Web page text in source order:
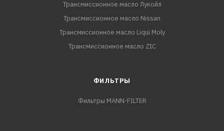
Трансмиссионное масло Лукойл
Трансмиссионное масло Nissan
Трансмиссионное масло Liqui Moly
Трансмиссионное масло ZIC
ФИЛЬТРЫ
Фильтры MANN-FILTER